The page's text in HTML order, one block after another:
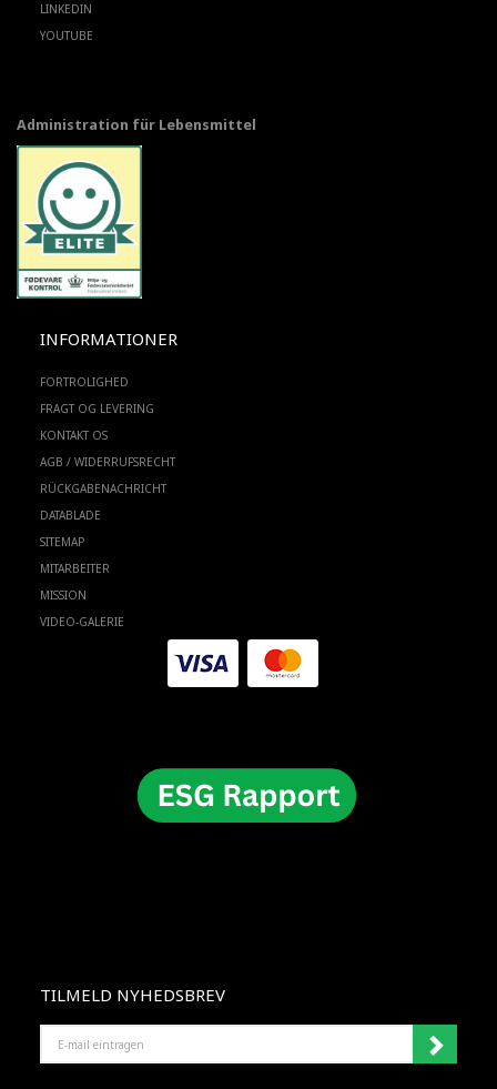
LINKEDIN
YOUTUBE
Administration für Lebensmittel
INFORMATIONER
FORTROLIGHED
FRAGT OG LEVERING
KONTAKT OS
AGB / WIDERRUFSRECHT
RÜCKGABENACHRICHT
DATABLADE
SITEMAP
MITARBEITER
MISSION
VIDEO-GALERIE
TILMELD NYHEDSBREV
MAIL
EINTRAGEN